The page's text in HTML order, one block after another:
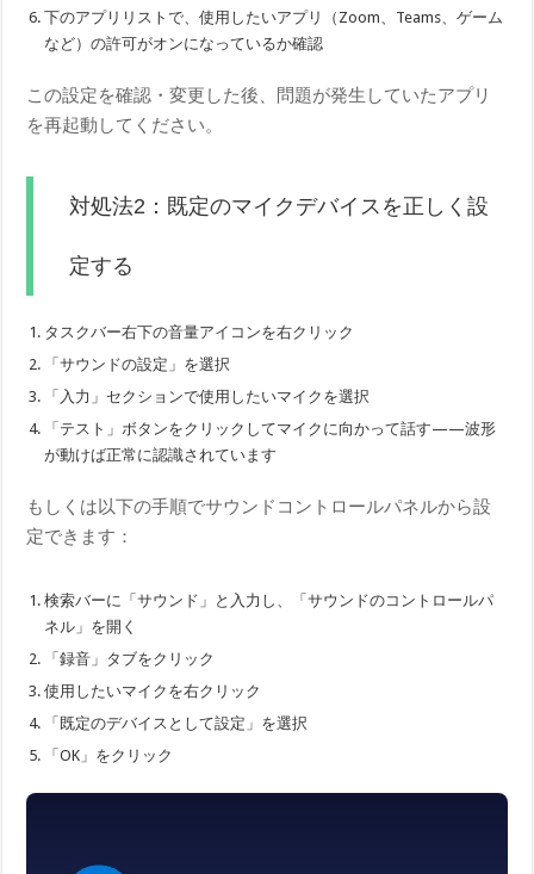
下のアプリリストで、使用したいアプリ（Zoom、Teams、ゲーム
など）の許可がオンになっているか確認
この設定を確認・変更した後、問題が発生していたアプリ
を再起動してください。
対処法2：既定のマイクデバイスを正しく設
定する
タスクバー右下の音量アイコンを右クリック
「サウンドの設定」を選択
「入力」セクションで使用したいマイクを選択
「テスト」ボタンをクリックしてマイクに向かって話す——波形
が動けば正常に認識されています
もしくは以下の手順でサウンドコントロールパネルから設
定できます：
検索バーに「サウンド」と入力し、「サウンドのコントロールパ
ネル」を開く
「録音」タブをクリック
使用したいマイクを右クリック
「既定のデバイスとして設定」を選択
「OK」をクリック